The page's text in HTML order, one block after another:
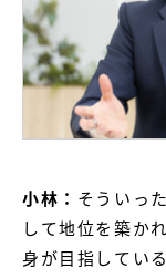
小林： そういっ
して地位を築か
身が目指してい